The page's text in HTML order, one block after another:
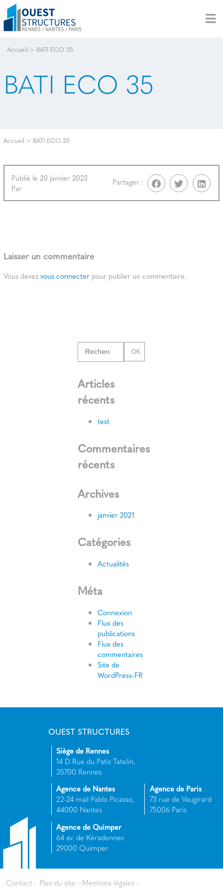
Accueil > BATI ECO 35
BATI ECO 35
Accueil > BATI ECO 35
Publié le 20 janvier 2023
Par
Partager :
Laisser un commentaire
Vous devezvous connecter pour publier un commentaire.
OK
Articles
récents
test
Commentaires
récents
Archives
janvier 2021
Catégories
Actualités
Méta
Connexion
Flux des
publications
Flux des
commentaires
Site de
WordPress-FR
OUEST STRUCTURES
Siège de Rennes
14 D Rue du Patis Tatelin,
35700 Rennes
Agence de Nantes
22-24 mail Pablo Picasso,
44000 Nantes
Agence de Paris
73 rue de Vaugirard
75006 Paris
Agence de Quimper
64 av. de Kéradennec
29000 Quimper
Contact Plan du site Mentions légales